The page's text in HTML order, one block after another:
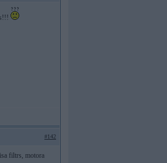
#142
filtrs, motora